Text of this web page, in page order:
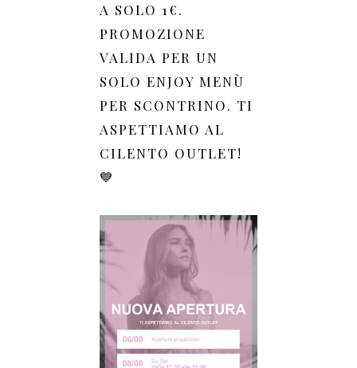
A SOLO 1€.
PROMOZIONE
VALIDA PER UN
SOLO ENJOY MENÙ
PER SCONTRINO. TI
ASPETTIAMO AL
CILENTO OUTLET!
💙